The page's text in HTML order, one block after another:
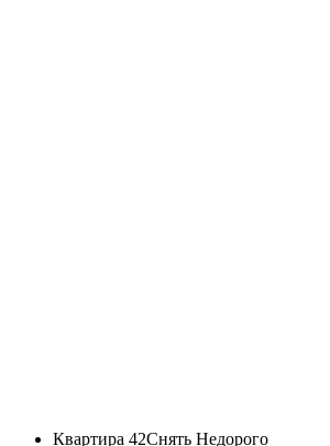
Квартира 42Снять Недорого